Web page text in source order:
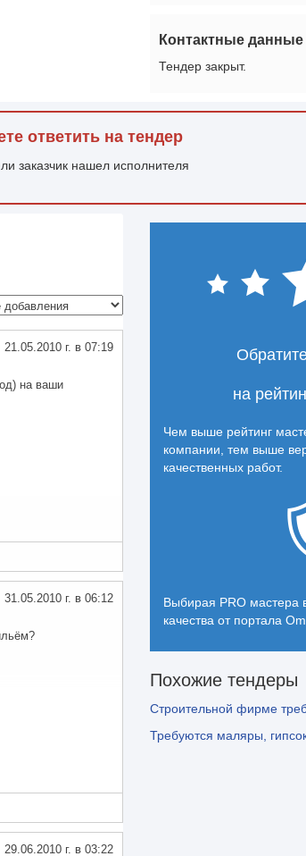
Контактные данные
Тендер закрыт.
ответить на тендер
заказчик нашел исполнителя
21.05.2010 г. в 07:19
на ваши
31.05.2010 г. в 06:12
29.06.2010 г. в 03:22
на
Чем выше рейтинг
компании, тем выше
качественных работ.
Выбирая PRO мастера
качества от портала
Похожие тендеры
Строительной фирме
Требуются маляры,